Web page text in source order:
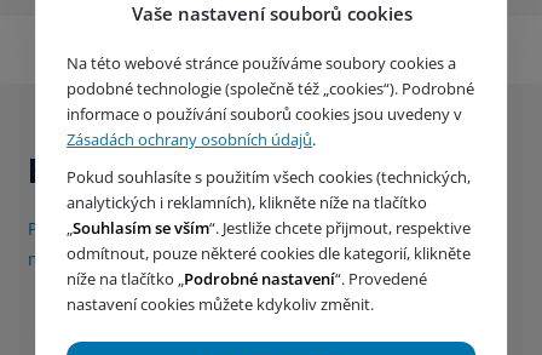
Buďte s námi v kontaktu
Přihlaste se k odběru našich produktových novinek (1x
měsíčně)
Vaše nastavení souborů cookies
Na této webové stránce používáme soubory cookies a
podobné technologie (společně též „cookies“). Podrobné
informace o používání souborů cookies jsou uvedeny v
Zásadách ochrany osobních údajů.
Pokud souhlasíte s použitím všech cookies (technických,
analytických i reklamních), klikněte níže na tlačítko
„Souhlasím se vším“. Jestliže chcete přijmout, respektive
odmítnout, pouze některé cookies dle kategorií, klikněte
níže na tlačítko „Podrobné nastavení“. Provedené
nastavení cookies můžete kdykoliv změnit.